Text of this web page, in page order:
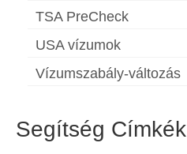
TSA PreCheck
USA vízumok
Vízumszabály-változás
Segítség Címkék